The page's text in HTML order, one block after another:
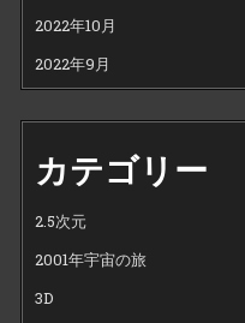
2022年10月
2022年9月
カテゴリー
2.5次元
2001年宇宙の旅
3D